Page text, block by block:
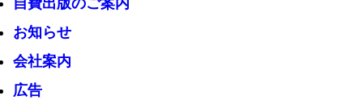
自費出版のご案内
お知らせ
会社案内
広告